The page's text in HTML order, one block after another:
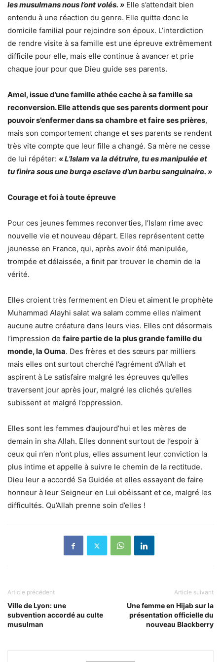
les musulmans nous l’ont volés. » Elle s’attendait bien
entendu à une réaction du genre. Elle quitte donc le
domicile familial pour rejoindre son époux. L’interdiction
de rendre visite à sa famille est une épreuve extrêmement
difficile pour elle, mais elle continue à avancer et prie
chaque jour pour que Dieu guide ses parents.
Amel, issue d’une famille athée cache à sa famille sa
reconversion. Elle attends que ses parents dorment pour
pouvoir s’enfermer dans sa chambre et faire ses prières,
mais son comportement change et ses parents se rendent
très vite compte que leur fille a changé. Sa mère ne cesse
de lui répéter: « L’Islam va la détruire, tu es manipulée et
tu finira sous une burqa esclave d’un barbu sanguinaire. »
Courage et foi à toute épreuve
Pour ces jeunes femmes reconverties, l’Islam rime avec
nouvelle vie et nouveau départ. Elles représentent cette
jeunesse en France, qui, après avoir été manipulée,
trompée et délaissée, a finit par trouver le chemin de la
vérité.
Elles croient très fermement en Dieu et aiment le prophète
Muhammad Alayhi salat wa salam comme elles n’aiment
aucune autre créature dans leurs vies. Elles ont désormais
l’impression de faire partie de la plus grande famille du
monde, la Ouma. Des frères et des sœurs par milliers
mais elles ont surtout cherché l’agrément d’Allah et
aspirent à Le satisfaire malgré les épreuves qu’elles
traversent jour après jour, malgré les clichés qu’elles
subissent et malgré l’oppression.
Elles sont les femmes d’aujourd’hui et les mères de
demain in sha Allah. Elles donnent surtout de l’espoir à
ceux qui n’en n’ont plus, elles assument leur conviction la
plus intime et appelle à suivre le chemin de la rectitude.
Dieu leur a accordé Sa Guidée et elles essayent de faire
honneur à leur Seigneur en Lui obéissant et ce, malgré les
difficultés. Qu’Allah prenne soin d’elles !
Article précédent
Ville de Lyon: une
subvention accordé au culte
musulman
Article suivant
Une femme en Hijab sur la
présentation officielle du
nouveau Blackberry